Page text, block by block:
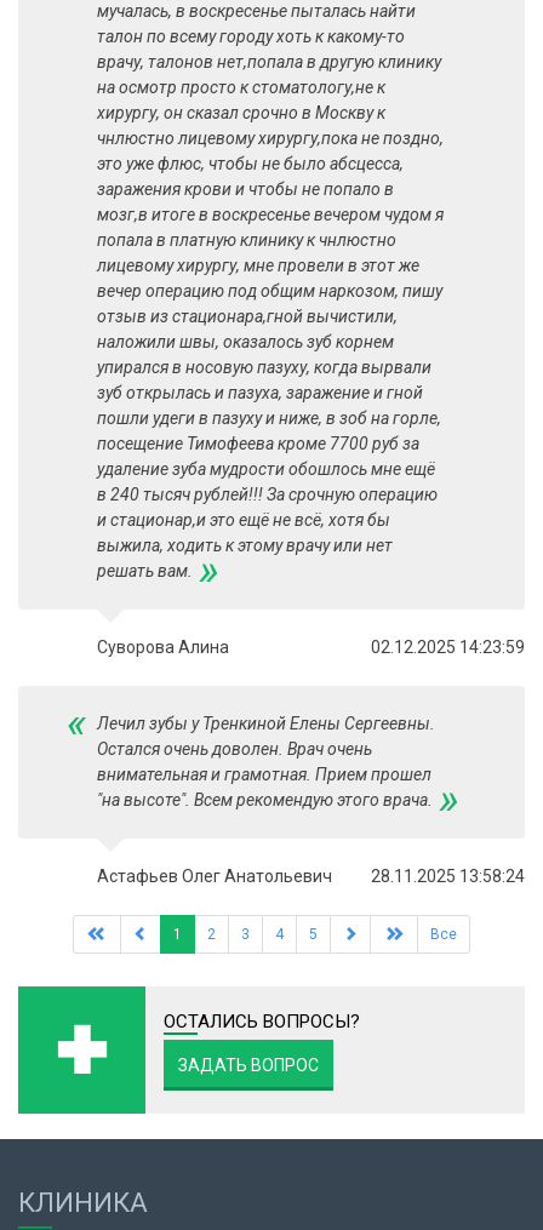
мучалась, в воскресенье пыталась найти
талон по всему городу хоть к какому-то
врачу, талонов нет,попала в другую клинику
на осмотр просто к стоматологу,не к
хирургу, он сказал срочно в Москву к
чнлюстно лицевому хирургу,пока не поздно,
это уже флюс, чтобы не было абсцесса,
заражения крови и чтобы не попало в
мозг,в итоге в воскресенье вечером чудом я
попала в платную клинику к чнлюстно
лицевому хирургу, мне провели в этот же
вечер операцию под общим наркозом, пишу
отзыв из стационара,гной вычистили,
наложили швы, оказалось зуб корнем
упирался в носовую пазуху, когда вырвали
зуб открылась и пазуха, заражение и гной
пошли удеги в пазуху и ниже, в зоб на горле,
посещение Тимофеева кроме 7700 руб за
удаление зуба мудрости обошлось мне ещё
в 240 тысяч рублей!!! За срочную операцию
и стационар,и это ещё не всё, хотя бы
выжила, ходить к этому врачу или нет
решать вам. »
Суворова Алина 02.12.2025 14:23:59
« Лечил зубы у Тренкиной Елены Сергеевны.
Остался очень доволен. Врач очень
внимательная и грамотная. Прием прошел
"на высоте". Всем рекомендую этого врача. »
Астафьев Олег Анатольевич 28.11.2025 13:58:24
1 2 3 4 5 Все
ОСТАЛИСЬ ВОПРОСЫ?
ЗАДАТЬ ВОПРОС
КЛИНИКА